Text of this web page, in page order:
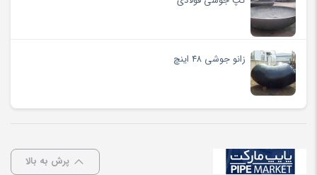
زانو جوشی ۴۸ اینچ
پرش به بالا